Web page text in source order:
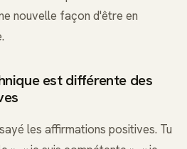
nouvelle façon d'être en
est différente des
les affirmations positives. Tu